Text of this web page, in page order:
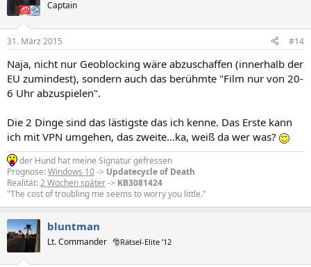
Captain
31. März 2015 #14
Naja, nicht nur Geoblocking wäre abzuschaffen (innerhalb der
EU zumindest), sondern auch das berühmte "Film nur von 20-
6 Uhr abzuspielen".
Die 2 Dinge sind das lästigste das ich kenne. Das Erste kann
ich mit VPN umgehen, das zweite...ka, weiß da wer was?
der Hund hat meine Signatur gefressen
Prognose:Windows 10-> Updatecycle of Death
Realität:2 Wochen später-> KB3081424
"The cost of troubling me seems to worry you little."
bluntman
Lt. Commander 🎅Rätsel-Elite ’12